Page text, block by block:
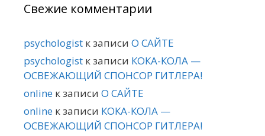
Свежие комментарии
psychologist к записи О САЙТЕ
psychologist к записи КОКА-КОЛА —
ОСВЕЖАЮЩИЙ СПОНСОР ГИТЛЕРА!
online к записи О САЙТЕ
online к записи КОКА-КОЛА —
ОСВЕЖАЮЩИЙ СПОНСОР ГИТЛЕРА!